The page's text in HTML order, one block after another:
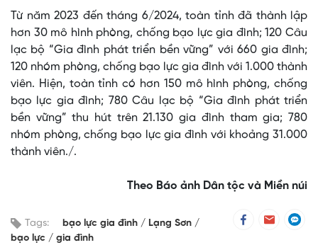
Từ năm 2023 đến tháng 6/2024, toàn tỉnh đã thành lập
hơn 30 mô hình phòng, chống bạo lực gia đình; 120 Câu
lạc bộ “Gia đình phát triển bền vững” với 660 gia đình;
120 nhóm phòng, chống bạo lực gia đình với 1.000 thành
viên. Hiện, toàn tỉnh có hơn 150 mô hình phòng, chống
bạo lực gia đình; 780 Câu lạc bộ “Gia đình phát triển
bền vững” thu hút trên 21.130 gia đình tham gia; 780
nhóm phòng, chống bạo lực gia đình với khoảng 31.000
thành viên./.
Theo Báo ảnh Dân tộc và Miền núi
Tags: bạo lực gia đình
Lạng Sơn
bạo lực
gia đình